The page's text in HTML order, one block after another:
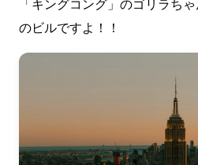
「キングコング」のゴリラち
のビルですよ！！